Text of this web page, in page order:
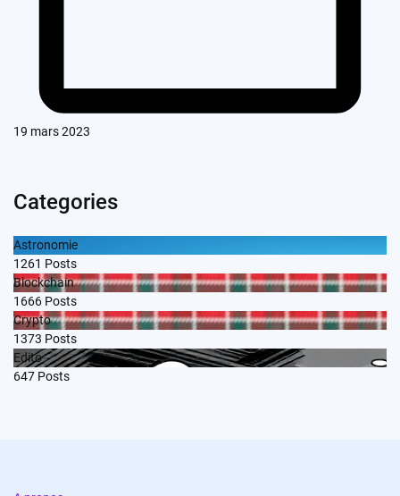
19 mars 2023
Categories
Astronomie
1261 Posts
Blockchain
1666 Posts
Crypto
1373 Posts
Edito
647 Posts